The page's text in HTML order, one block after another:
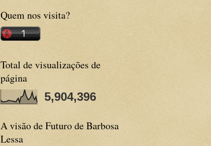
Quem nos visita?
Total de visualizações de
página
5,904,396
A visão de Futuro de Barbosa
Lessa